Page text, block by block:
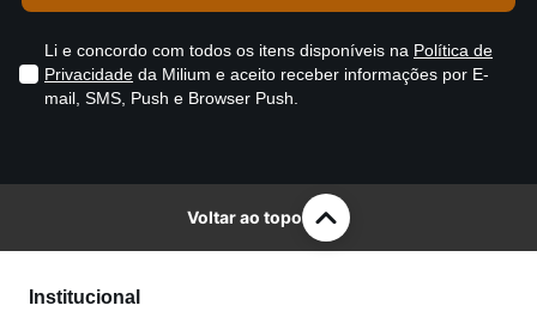
Li e concordo com todos os itens disponíveis na Política de
Privacidade da Milium e aceito receber informações por E-
mail, SMS, Push e Browser Push.
Voltar ao topo
Institucional